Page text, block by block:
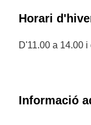
Horari
D'11.00 a 14.00
Informació